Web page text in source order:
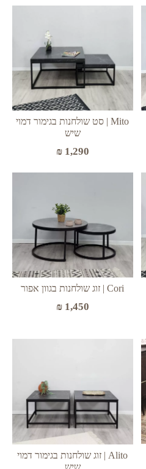
Mito | סט שולחנות בגימור דמוי
שיש
₪1,290
Cori | זוג שולחנות בגוון אפור
₪1,450
Alito | זוג שולחנות בגימור דמוי
שיש